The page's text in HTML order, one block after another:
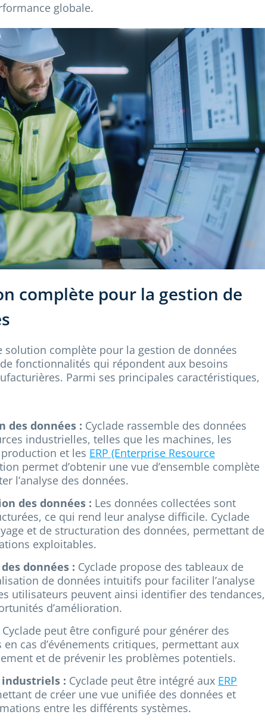
globale.
complète pour la gestion de
solution complète pour la gestion de données
fonctionnalités qui répondent aux besoins
Parmi ses principales caractéristiques,
des données : Cyclade rassemble des données
industrielles, telles que les machines, les
et les ERP (Enterprise Resource
permet d’obtenir une vue d’ensemble complète
l’analyse des données.
des données : Les données collectées sont
ce qui rend leur analyse difficile. Cyclade
et de structuration des données, permettant de
exploitables.
données : Cyclade propose des tableaux de
de données intuitifs pour faciliter l’analyse
utilisateurs peuvent ainsi identifier des tendances,
d’amélioration.
Cyclade peut être configuré pour générer des
cas d’événements critiques, permettant aux
et de prévenir les problèmes potentiels.
industriels : Cyclade peut être intégré aux ERP
de créer une vue unifiée des données et
entre les différents systèmes.